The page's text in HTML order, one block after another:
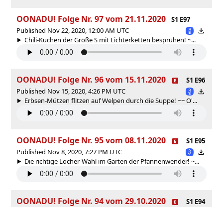
OONADU! Folge Nr. 97 vom 21.11.2020
S1 E97
Published Nov 22, 2020, 12:00 AM UTC
Chili-Kuchen der Größe S mit Lichterketten besprühen! ~...
OONADU! Folge Nr. 96 vom 15.11.2020
S1 E96
Published Nov 15, 2020, 4:26 PM UTC
Erbsen-Mützen flitzen auf Welpen durch die Suppe! ~~ O'...
OONADU! Folge Nr. 95 vom 08.11.2020
S1 E95
Published Nov 8, 2020, 7:27 PM UTC
Die richtige Locher-Wahl im Garten der Pfannenwender! ~...
OONADU! Folge Nr. 94 vom 29.10.2020
S1 E94